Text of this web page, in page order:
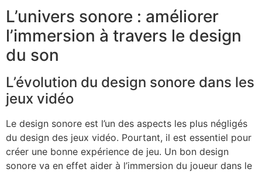
L’univers sonore : améliorer
l’immersion à travers le design
du son
L’évolution du design sonore dans les
jeux vidéo
Le design sonore est l’un des aspects les plus négligés
du design des jeux vidéo. Pourtant, il est essentiel pour
créer une bonne expérience de jeu. Un bon design
sonore va en effet aider à l’immersion du joueur dans le